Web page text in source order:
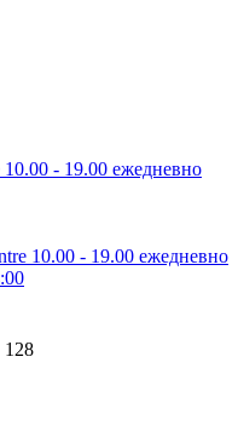
10.00 - 19.00 ежедневно
10.00 - 19.00 ежедневно
128